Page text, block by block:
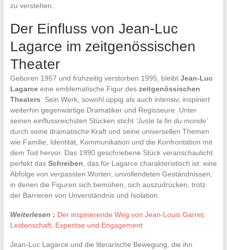
zu verstehen.
Der Einfluss von Jean-Luc
Lagarce im zeitgenössischen
Theater
Geboren 1957 und frühzeitig verstorben 1995, bleibt Jean-Luc
Lagarceeine emblematische Figur des zeitgenössischen
Theaters . Sein Werk, sowohl üppig als auch intensiv, inspiriert
weiterhin gegenwärtige Dramatiker und Regisseure. Unter
seinen einflussreichsten Stücken sticht ‘Juste la fin du monde’
durch seine dramatische Kraft und seine universellen Themen
wie Familie, Identität, Kommunikation und die Konfrontation mit
dem Tod hervor. Das 1990 geschriebene Stück veranschaulicht
perfekt das Schreiben , das für Lagarce charakteristisch ist: eine
Abfolge von verpassten Worten, unvollendeten Geständnissen,
in denen die Figuren sich bemühen, sich auszudrücken, trotz
der Barrieren von Unverständnis und Isolation.
Weiterlesen : Der inspirierende Weg von Jean-Louis Garret:
Leidenschaft, Expertise und Engagement
Jean-Luc Lagarce und die literarische Bewegung, die ihn